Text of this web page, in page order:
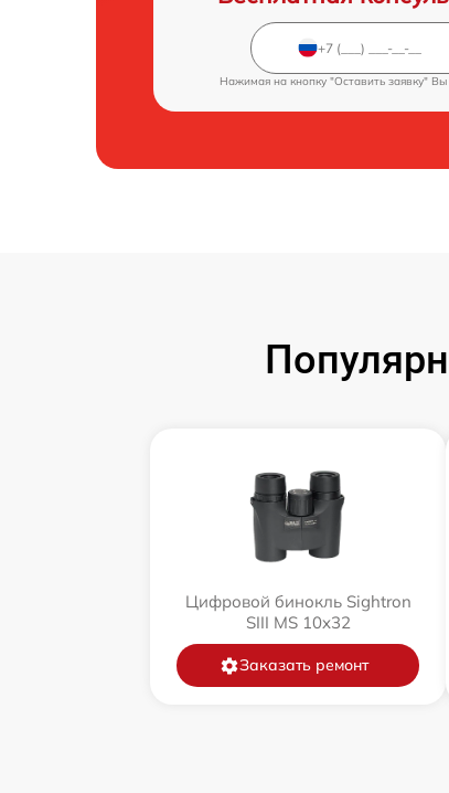
Нажимая на кнопку "Оставить заявку" Вы
Цифровой бинокль Sightron
SIII MS 10x32
Заказать ремонт